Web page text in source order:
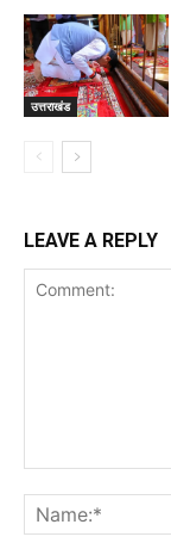
उत्तराखंड
LEAVE A REPLY